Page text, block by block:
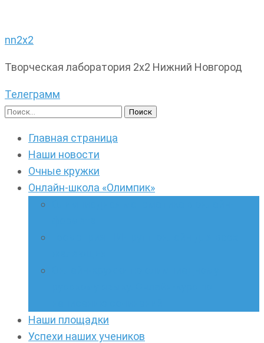
nn2x2
Творческая лаборатория 2х2 Нижний Новгород
Телеграмм
Найти:
Главная страница
Наши новости
Очные кружки
Онлайн-школа «Олимпик»
Наши площадки
Успехи наших учеников